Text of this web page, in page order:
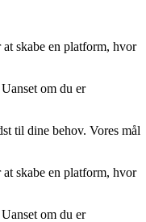
skabe en platform, hvor
om du er
til dine behov. Vores mål
skabe en platform, hvor
om du er